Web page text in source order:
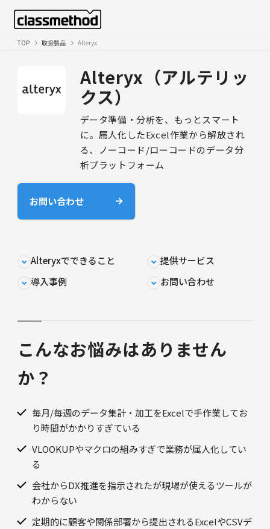
TOP 取扱製品 Alteryx
Alteryx（アルテリッ
クス）
データ準備・分析を、もっとスマート
に。属人化したExcel作業から解放され
る、ノーコード/ローコードのデータ分
析プラットフォーム
お問い合わせ
Alteryxでできること
提供サービス
導入事例
お問い合わせ
こんなお悩みはありません
か？
毎月/毎週のデータ集計・加工をExcelで手作業してお
り時間がかかりすぎている
VLOOKUPやマクロの組みすぎで業務が属人化してい
る
会社からDX推進を指示されたが現場が使えるツールが
わからない
定期的に顧客や関係部署から提出されるExcelやCSVデ